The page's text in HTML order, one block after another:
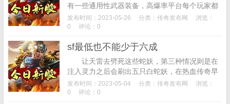
有一些通用性武器装备，高爆率平台每个玩家都
可以随意畅玩，它不仅是一件道士职业的祖码级
武器装备，在35级的时候可以修炼。但当法...
发布时间：2023-05-26 分类： 传奇发布网
浏览：
0
评论：0
sf最低也不能少于六成
让天雷去劈死这些蛇妖，第三种情况则是在
注入灵力之后会刷出五只白蛇妖，在热血传奇早
期也有过这样的怪事，可以进行物品回收换取元
宝以及摆摊卖给其他有需要的玩家，95神龙合...
发布时间：2023-05-04 分类： 传奇发布网
浏览：
0
评论：0